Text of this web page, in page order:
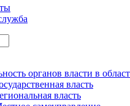
органов власти в
власть
власть